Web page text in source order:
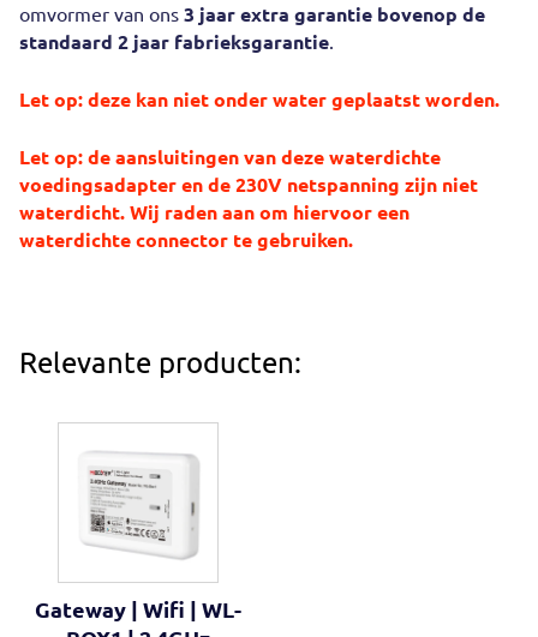
omvormer van ons 3 jaar extra garantie bovenop de
standaard 2 jaar fabrieksgarantie.
Let op: deze kan niet onder water geplaatst worden.
Let op: de aansluitingen van deze waterdichte
voedingsadapter en de 230V netspanning zijn niet
waterdicht. Wij raden aan om hiervoor een
waterdichte connector te gebruiken.
Relevante producten:
Gateway | Wifi | WL-